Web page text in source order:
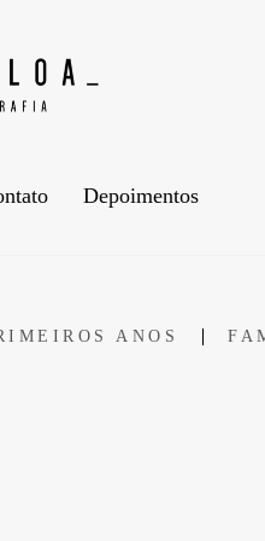
Depoimentos
ANOS